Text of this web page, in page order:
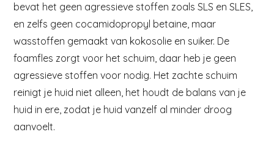
bevat het geen agressieve stoffen zoals SLS en SLES,
en zelfs geen cocamidopropyl betaine, maar
wasstoffen gemaakt van kokosolie en suiker. De
foamfles zorgt voor het schuim, daar heb je geen
agressieve stoffen voor nodig. Het zachte schuim
reinigt je huid niet alleen, het houdt de balans van je
huid in ere, zodat je huid vanzelf al minder droog
aanvoelt.